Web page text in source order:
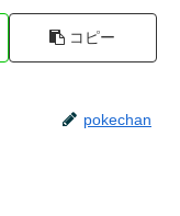
コピー
pokechan